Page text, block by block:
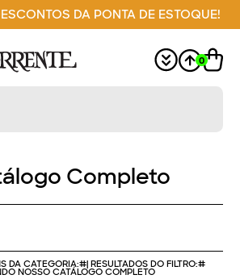
DA PONTA DE ESTOQUE!
0
Completo
DA CATEGORIA:#| RESULTADOS DO FILTRO:#
NOSSO CATÁLOGO COMPLETO